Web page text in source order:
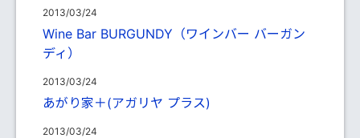
2013/03/24
Wine Bar BURGUNDY（ワインバー バーガン
ディ）
2013/03/24
あがり家＋(アガリヤ プラス)
2013/03/24